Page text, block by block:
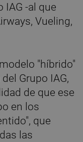
IAG -al que
Vueling,
"híbrido"
Grupo IAG,
de que ese
en los
que
las